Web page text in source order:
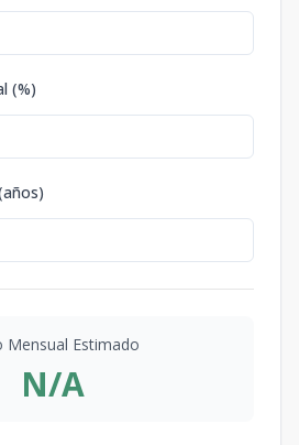
(%)
Mensual Estimado
N/A